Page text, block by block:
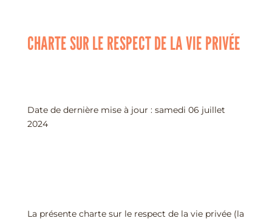
CHARTE SUR LE RESPECT DE LA VIE PRIVÉE
Date de dernière mise à jour : samedi 06 juillet
2024
La présente charte sur le respect de la vie privée (la